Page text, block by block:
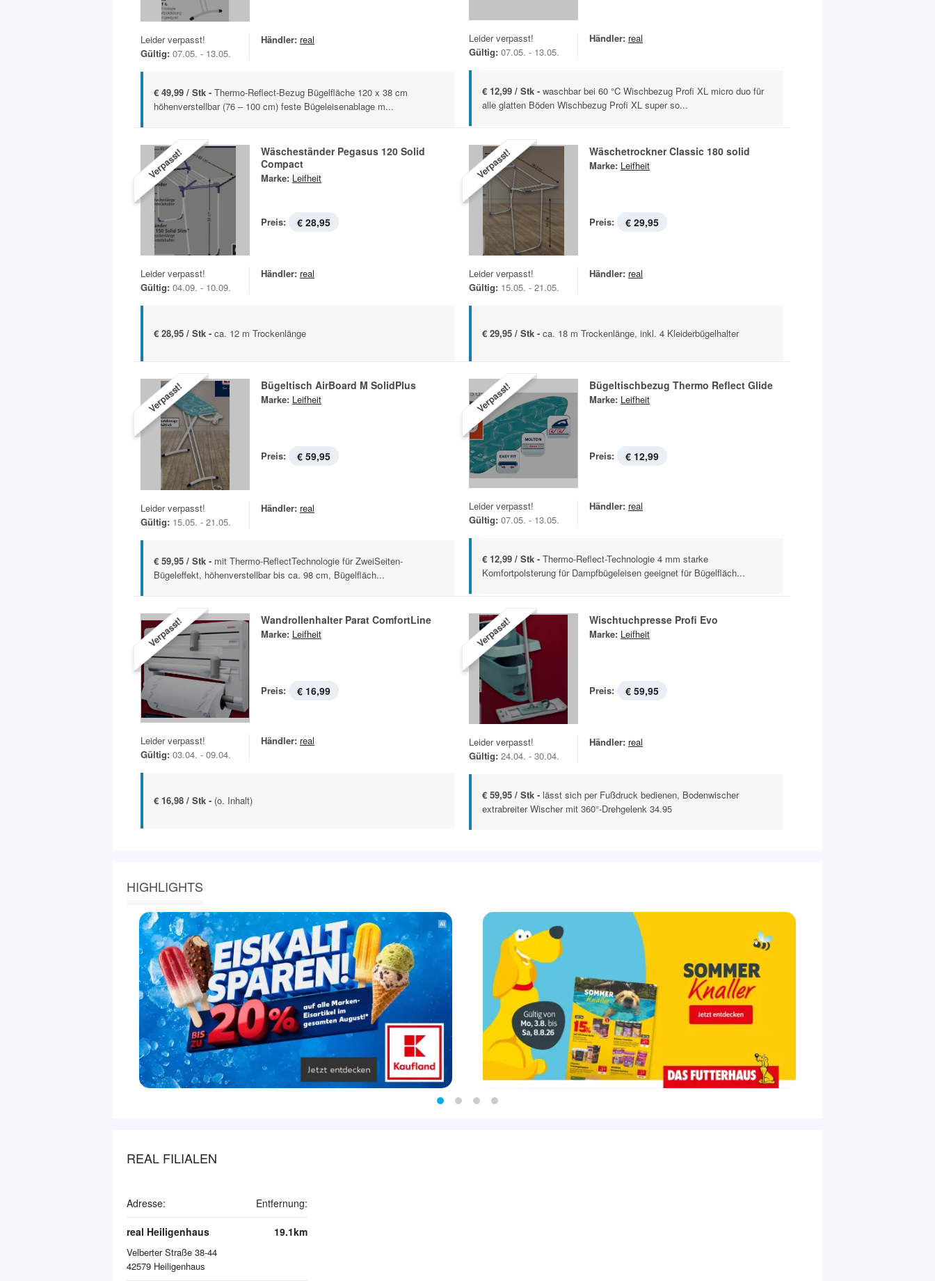
Leider verpasst!
Gültig: 07.05. - 13.05.
Händler: real
€ 49,99 / Stk - Thermo-Reflect-Bezug Bügelfläche 120 x 38 cm
höhenverstellbar (76 – 100 cm) feste Bügeleisenablage m...
Leider verpasst!
Gültig: 07.05. - 13.05.
Händler: real
€ 12,99 / Stk - waschbar bei 60 °C Wischbezug Profi XL micro duo für
alle glatten Böden Wischbezug Profi XL super so...
Verpasst!
Wäscheständer Pegasus 120 Solid
Compact
Marke: Leifheit
Preis: € 28,95
Leider verpasst!
Gültig: 04.09. - 10.09.
Händler: real
€ 28,95 / Stk - ca. 12 m Trockenlänge
Verpasst! Wäschetrockner Classic 180 solid
Marke: Leifheit
Preis: € 29,95
Leider verpasst!
Gültig: 15.05. - 21.05.
Händler: real
€ 29,95 / Stk - ca. 18 m Trockenlänge, inkl. 4 Kleiderbügelhalter
Verpasst! Bügeltisch AirBoard M SolidPlus
Marke: Leifheit
Preis: € 59,95
Leider verpasst!
Gültig: 15.05. - 21.05.
Händler: real
€ 59,95 / Stk - mit Thermo-ReflectTechnologie für ZweiSeiten-
Bügeleffekt, höhenverstellbar bis ca. 98 cm, Bügelfläch...
Verpasst! Bügeltischbezug Thermo Reflect Glide
Marke: Leifheit
Preis: € 12,99
Leider verpasst!
Gültig: 07.05. - 13.05.
Händler: real
€ 12,99 / Stk - Thermo-Reflect-Technologie 4 mm starke
Komfortpolsterung für Dampfbügeleisen geeignet für Bügelfläch...
Verpasst! Wandrollenhalter Parat ComfortLine
Marke: Leifheit
Preis: € 16,99
Leider verpasst!
Gültig: 03.04. - 09.04.
Händler: real
€ 16,98 / Stk - (o. Inhalt)
Verpasst! Wischtuchpresse Profi Evo
Marke: Leifheit
Preis: € 59,95
Leider verpasst!
Gültig: 24.04. - 30.04.
Händler: real
€ 59,95 / Stk - lässt sich per Fußdruck bedienen, Bodenwischer
extrabreiter Wischer mit 360°-Drehgelenk 34.95
HIGHLIGHTS
REAL FILIALEN
Adresse: Entfernung:
real Heiligenhaus
Velberter Straße 38-44
42579 Heiligenhaus
19.1km